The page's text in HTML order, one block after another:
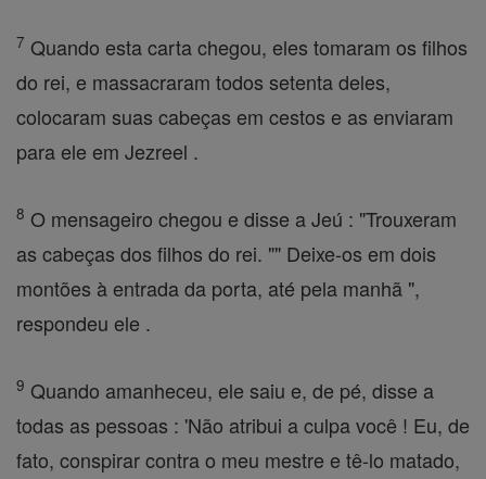
7 Quando esta carta chegou, eles tomaram os filhos
do rei, e massacraram todos setenta deles,
colocaram suas cabeças em cestos e as enviaram
para ele em Jezreel .
8 O mensageiro chegou e disse a Jeú : "Trouxeram
as cabeças dos filhos do rei. "" Deixe-os em dois
montões à entrada da porta, até pela manhã ",
respondeu ele .
9 Quando amanheceu, ele saiu e, de pé, disse a
todas as pessoas : 'Não atribui a culpa você ! Eu, de
fato, conspirar contra o meu mestre e tê-lo matado,